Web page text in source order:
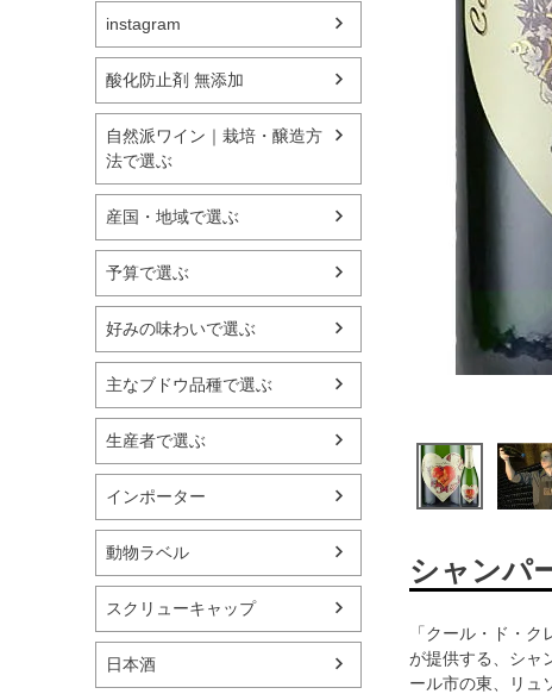
instagram
酸化防止剤 無添加
自然派ワイン｜栽培・醸造方
法で選ぶ
産国・地域で選ぶ
予算で選ぶ
好みの味わいで選ぶ
主なブドウ品種で選ぶ
生産者で選ぶ
インポーター
動物ラベル
スクリューキャップ
日本酒
シャンパ
「クール・ド・
が提供する、シャ
ール市の東、リュ